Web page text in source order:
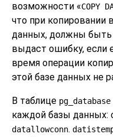
возможности «COPY
что при копировании
данных, должны
выдаст ошибку, если
время операции
этой базе данных не
В таблице pg_database
каждой базы данных:
datallowconn.